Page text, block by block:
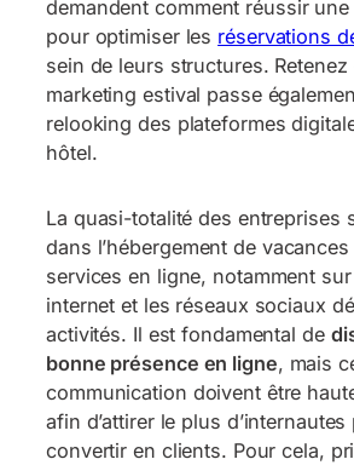
demandent comment réussir une
pour optimiser les réservations
sein de leurs structures. Retenez
marketing estival passe
relooking des plateformes
hôtel.
La quasi-totalité des entreprises
dans l’hébergement de
services en ligne, notamment
internet et les réseaux sociaux
activités. Il est fondamental de
bonne présence en ligne, mais
communication doivent être
afin d’attirer le plus
convertir en clients. Pour cela,